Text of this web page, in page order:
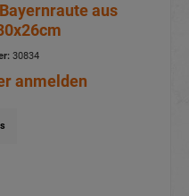
aus
30834
anmelden